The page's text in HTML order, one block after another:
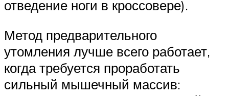
отведение ноги в кроссовере).
Метод предварительного
утомления лучше всего работает,
когда требуется проработать
сильный мышечный массив: